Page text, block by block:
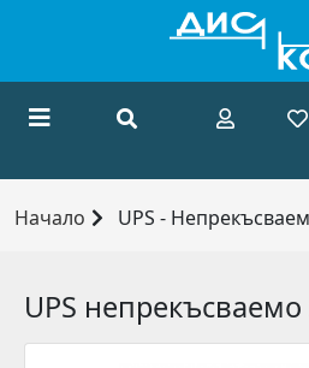
Начало UPS -
UPS